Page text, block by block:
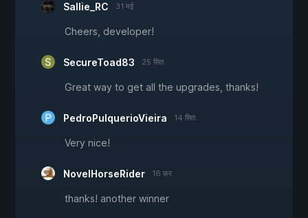
Sallie_RC 31 मई
Cheers, developer!
SecureToad83 25 सित.
Great way to get all the upgrades, thanks!
PedroPulquerioVieira 14 सित.
Very nice!
NovelHorseRider 16 फ़र.
thanks! another winner